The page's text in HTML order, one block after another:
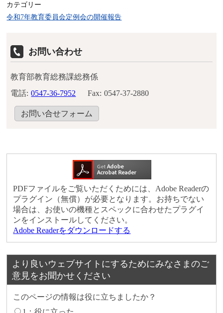
カテゴリー
令和7年教育委員会定例会の開催報告
お問い合わせ
教育部教育総務課総務係
電話: 0547-36-7952 Fax: 0547-37-2880
お問い合せフォーム
PDFファイルをご覧いただくためには、Adobe Readerの
プラグイン（無償）が必要となります。お持ちでない
場合は、お使いの機種とスペックに合わせたプラグイ
ンをインストールしてください。
Adobe Readerをダウンロードする
より良いウェブサイトにするためにみなさまのご
意見をお聞かせください
このページの情報は役に立ちましたか？